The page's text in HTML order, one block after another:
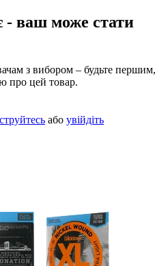
- ваш може стати
з вибором – будьте першим,
про цей товар.
або увійдіть